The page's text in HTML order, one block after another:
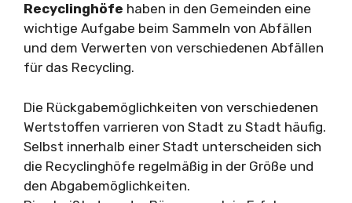
Recyclinghöfe haben in den Gemeinden eine
wichtige Aufgabe beim Sammeln von Abfällen
und dem Verwerten von verschiedenen Abfällen
für das Recycling.
Die Rückgabemöglichkeiten von verschiedenen
Wertstoffen varrieren von Stadt zu Stadt häufig.
Selbst innerhalb einer Stadt unterscheiden sich
die Recyclinghöfe regelmäßig in der Größe und
den Abgabemöglichkeiten.